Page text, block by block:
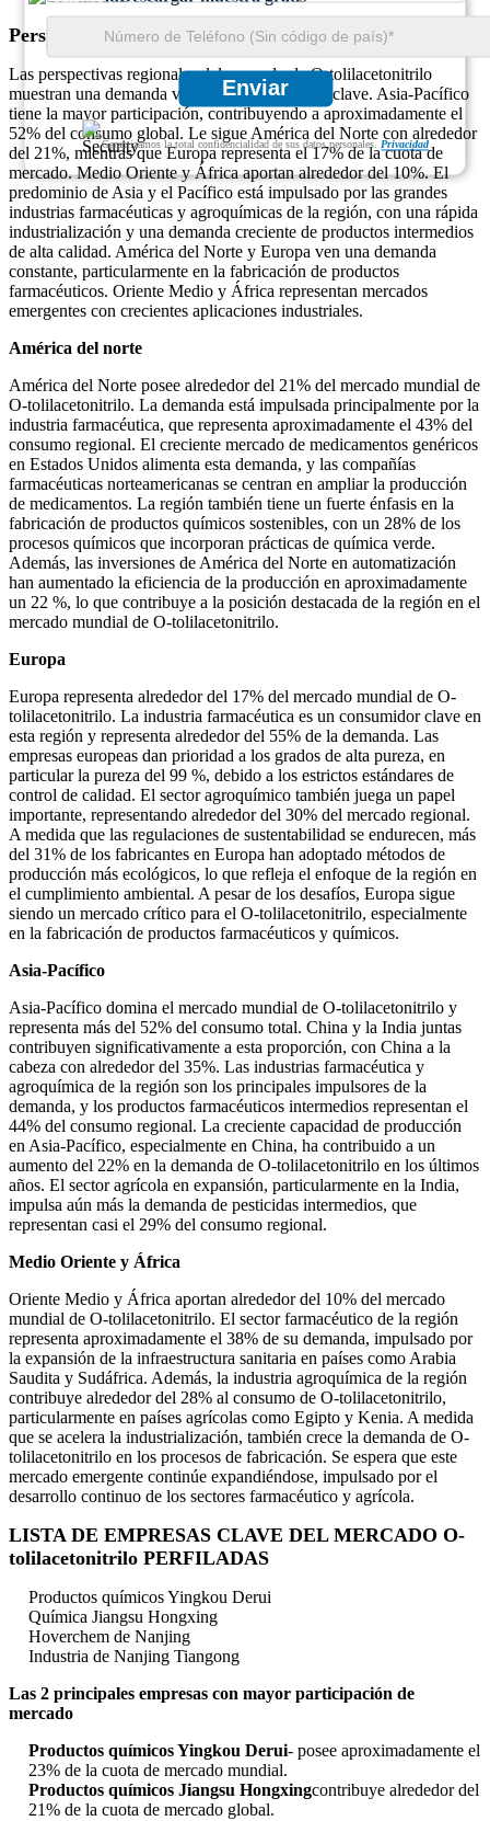
Enviar
Garantizamos la total confidencialidad de sus datos personales. Privacidad
Perspectivas regionales de O-tolilacetonitrilo
Las perspectivas regionales del mercado de O-tolilacetonitrilo
muestran una demanda variada en las regiones clave. Asia-Pacífico
tiene la mayor participación, contribuyendo a aproximadamente el
52% del consumo global. Le sigue América del Norte con alrededor
del 21%, mientras que Europa representa el 17% de la cuota de
mercado. Medio Oriente y África aportan alrededor del 10%. El
predominio de Asia y el Pacífico está impulsado por las grandes
industrias farmacéuticas y agroquímicas de la región, con una rápida
industrialización y una demanda creciente de productos intermedios
de alta calidad. América del Norte y Europa ven una demanda
constante, particularmente en la fabricación de productos
farmacéuticos. Oriente Medio y África representan mercados
emergentes con crecientes aplicaciones industriales.
América del norte
América del Norte posee alrededor del 21% del mercado mundial de
O-tolilacetonitrilo. La demanda está impulsada principalmente por la
industria farmacéutica, que representa aproximadamente el 43% del
consumo regional. El creciente mercado de medicamentos genéricos
en Estados Unidos alimenta esta demanda, y las compañías
farmacéuticas norteamericanas se centran en ampliar la producción
de medicamentos. La región también tiene un fuerte énfasis en la
fabricación de productos químicos sostenibles, con un 28% de los
procesos químicos que incorporan prácticas de química verde.
Además, las inversiones de América del Norte en automatización
han aumentado la eficiencia de la producción en aproximadamente
un 22 %, lo que contribuye a la posición destacada de la región en el
mercado mundial de O-tolilacetonitrilo.
Europa
Europa representa alrededor del 17% del mercado mundial de O-
tolilacetonitrilo. La industria farmacéutica es un consumidor clave en
esta región y representa alrededor del 55% de la demanda. Las
empresas europeas dan prioridad a los grados de alta pureza, en
particular la pureza del 99 %, debido a los estrictos estándares de
control de calidad. El sector agroquímico también juega un papel
importante, representando alrededor del 30% del mercado regional.
A medida que las regulaciones de sustentabilidad se endurecen, más
del 31% de los fabricantes en Europa han adoptado métodos de
producción más ecológicos, lo que refleja el enfoque de la región en
el cumplimiento ambiental. A pesar de los desafíos, Europa sigue
siendo un mercado crítico para el O-tolilacetonitrilo, especialmente
en la fabricación de productos farmacéuticos y químicos.
Asia-Pacífico
Asia-Pacífico domina el mercado mundial de O-tolilacetonitrilo y
representa más del 52% del consumo total. China y la India juntas
contribuyen significativamente a esta proporción, con China a la
cabeza con alrededor del 35%. Las industrias farmacéutica y
agroquímica de la región son los principales impulsores de la
demanda, y los productos farmacéuticos intermedios representan el
44% del consumo regional. La creciente capacidad de producción
en Asia-Pacífico, especialmente en China, ha contribuido a un
aumento del 22% en la demanda de O-tolilacetonitrilo en los últimos
años. El sector agrícola en expansión, particularmente en la India,
impulsa aún más la demanda de pesticidas intermedios, que
representan casi el 29% del consumo regional.
Medio Oriente y África
Oriente Medio y África aportan alrededor del 10% del mercado
mundial de O-tolilacetonitrilo. El sector farmacéutico de la región
representa aproximadamente el 38% de su demanda, impulsado por
la expansión de la infraestructura sanitaria en países como Arabia
Saudita y Sudáfrica. Además, la industria agroquímica de la región
contribuye alrededor del 28% al consumo de O-tolilacetonitrilo,
particularmente en países agrícolas como Egipto y Kenia. A medida
que se acelera la industrialización, también crece la demanda de O-
tolilacetonitrilo en los procesos de fabricación. Se espera que este
mercado emergente continúe expandiéndose, impulsado por el
desarrollo continuo de los sectores farmacéutico y agrícola.
LISTA DE EMPRESAS CLAVE DEL MERCADO O-
tolilacetonitrilo PERFILADAS
Productos químicos Yingkou Derui
Química Jiangsu Hongxing
Hoverchem de Nanjing
Industria de Nanjing Tiangong
Las 2 principales empresas con mayor participación de
mercado
Productos químicos Yingkou Derui- posee aproximadamente el
23% de la cuota de mercado mundial.
Productos químicos Jiangsu Hongxingcontribuye alrededor del
21% de la cuota de mercado global.